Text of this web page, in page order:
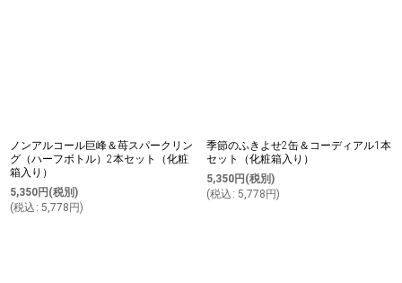
ノンアルコール巨峰＆苺スパークリン
グ（ハーフボトル）2本セット（化粧
箱入り）
5,350円 (税別)
(税込 : 5,778 円)
季節のふきよせ2缶＆コーディアル1本
セット（化粧箱入り）
5,350円 (税別)
(税込 : 5,778 円)